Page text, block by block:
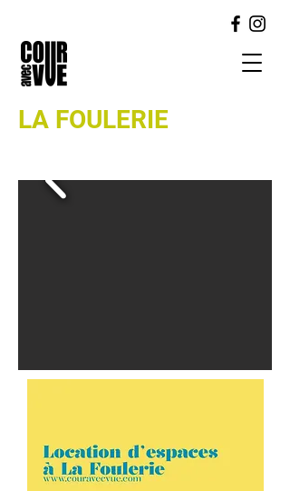
LA FOULERIE